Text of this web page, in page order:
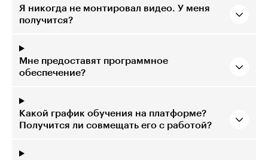
Я никогда не монтировал видео. У меня
получится?
Мне предоставят программное
обеспечение?
Какой график обучения на платформе?
Получится ли совмещать его с работой?